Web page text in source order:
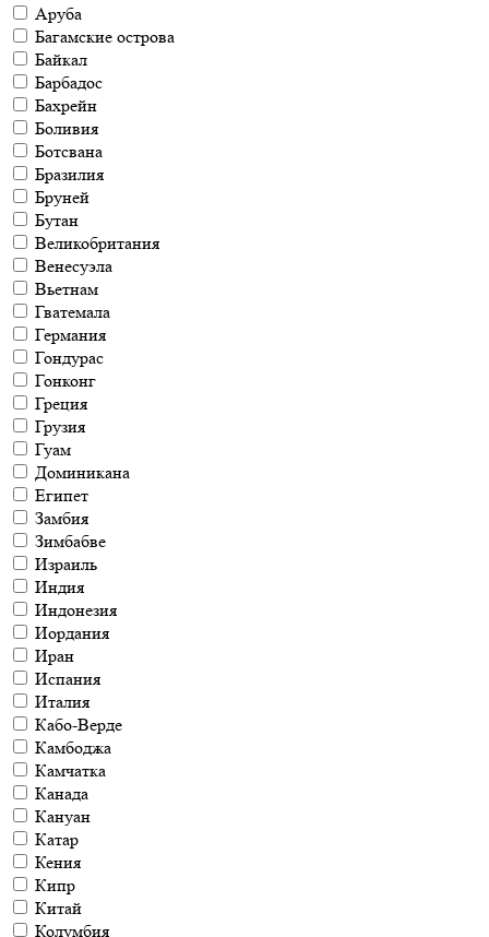
Аруба
Багамские острова
Байкал
Барбадос
Бахрейн
Боливия
Ботсвана
Бразилия
Бруней
Бутан
Великобритания
Венесуэла
Вьетнам
Гватемала
Германия
Гондурас
Гонконг
Греция
Грузия
Гуам
Доминикана
Египет
Замбия
Зимбабве
Израиль
Индия
Индонезия
Иордания
Иран
Испания
Италия
Кабо-Верде
Камбоджа
Камчатка
Канада
Кануан
Катар
Кения
Кипр
Китай
Колумбия